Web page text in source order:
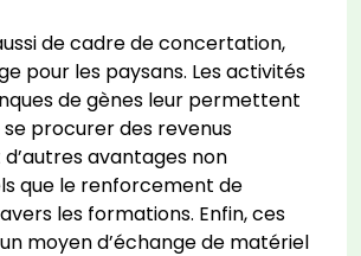
de cadre de concertation,
pour les paysans. Les activités
de gènes leur permettent
procurer des revenus
avantages non
que le renforcement de
les formations. Enfin, ces
moyen d’échange de matériel